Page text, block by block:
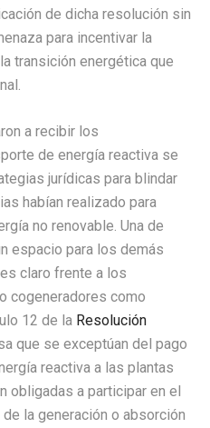
de dicha resolución sin
para incentivar la
transición energética que
a recibir los
de energía reactiva se
jurídicas para blindar
habían realizado para
no renovable. Una de
espacio para los demás
claro frente a los
cogeneradores como
12 de la Resolución
que se exceptúan del pago
reactiva a las plantas
obligadas a participar en el
la generación o absorción